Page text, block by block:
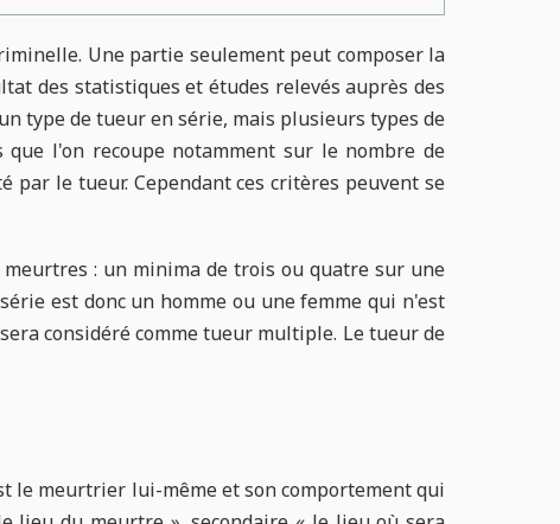
Une partie seulement peut composer la
des statistiques et études relevés auprès des
type de tueur en série, mais plusieurs types de
l'on recoupe notamment sur le nombre de
le tueur. Cependant ces critères peuvent se
: un minima de trois ou quatre sur une
est donc un homme ou une femme qui n'est
considéré comme tueur multiple. Le tueur de
le meurtrier lui-même et son comportement qui